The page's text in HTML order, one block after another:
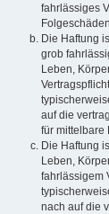
fahrlässiges
Die Haftung
grob
Leben,
auf die
für mittelbare
Die Haftung
Leben,
fahrlässigem
nach auf die